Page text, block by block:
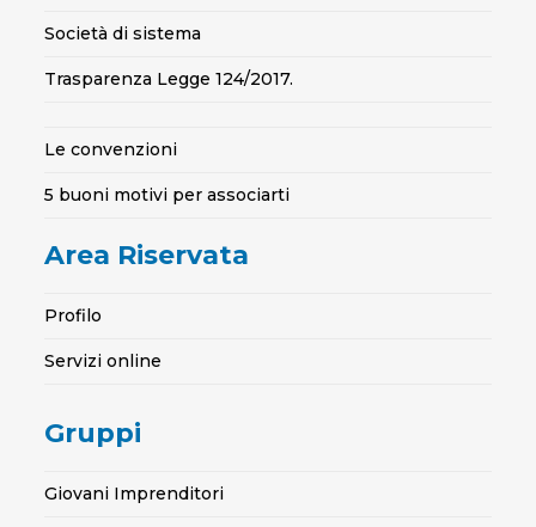
Società di sistema
Trasparenza Legge 124/2017.
Le convenzioni
5 buoni motivi per associarti
Area Riservata
Profilo
Servizi online
Gruppi
Giovani Imprenditori